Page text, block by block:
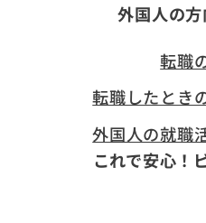
外国人の
転職
転職したとき
外国人の就職
これで安心！